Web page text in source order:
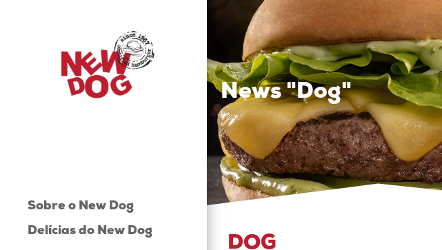
Sobre o New Dog
Delícias do New Dog
News "Dog"
DOG